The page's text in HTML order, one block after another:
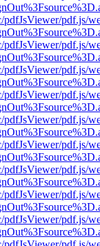
pdfJsViewer/pdf.js/
pdfJsViewer/pdf.js/
pdfJsViewer/pdf.js/
pdfJsViewer/pdf.js/
pdfJsViewer/pdf.js/
pdfJsViewer/pdf.js/
pdfJsViewer/pdf.js/
pdfJsViewer/pdf.js/
pdfJsViewer/pdf.js/